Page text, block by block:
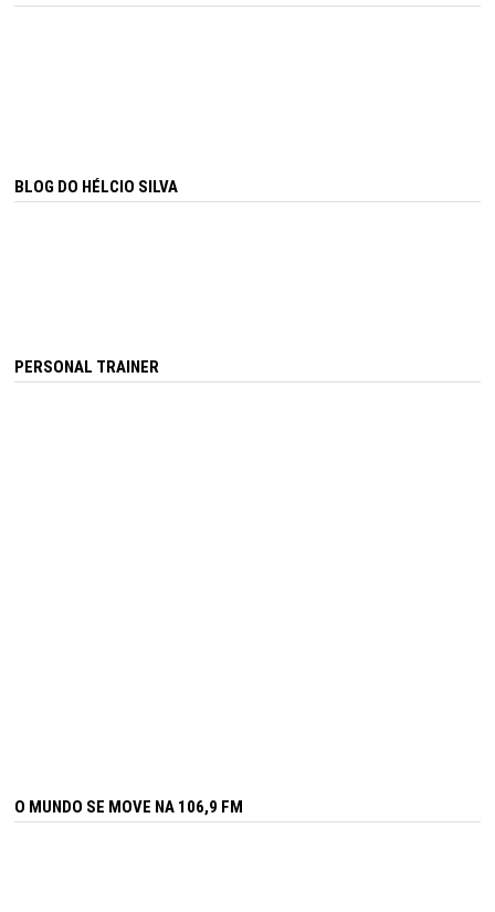
BLOG DO HÉLCIO SILVA
PERSONAL TRAINER
O MUNDO SE MOVE NA 106,9 FM